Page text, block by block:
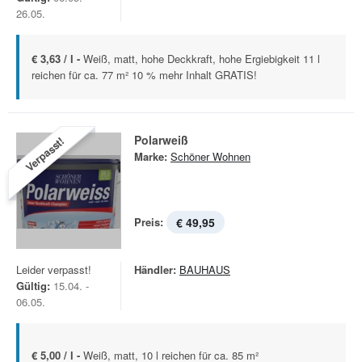
26.05.
€ 3,63 / l - Weiß, matt, hohe Deckkraft, hohe Ergiebigkeit 11 l
reichen für ca. 77 m² 10 % mehr Inhalt GRATIS!
Verpasst! Polarweiß
Marke: Schöner Wohnen
Preis: € 49,95
Leider verpasst!
Gültig: 15.04. -
06.05.
Händler: BAUHAUS
€ 5,00 / l - Weiß, matt, 10 l reichen für ca. 85 m²